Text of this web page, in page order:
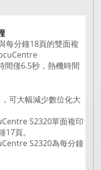
每分鐘18頁的雙面複
間僅6.5秒，熱機時間
可大幅減少數位化大
S2320單面複印
頁。
S2320為每分鐘